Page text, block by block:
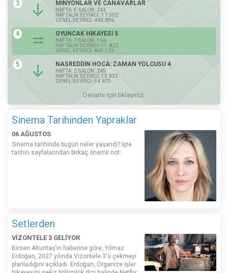
3 MİNYONLAR VE CANAVARLAR
HAFTA: 5 SALON: 243
HAFTALIK SEYİRCİ: 17.502
GENEL SEYİRCİ: 440.896
4 OYUNCAK HİKAYESİ 5
HAFTA: 7 SALON: 166
HAFTALIK SEYİRCİ: 11.822
GENEL SEYİRCİ: 860.124
5 NASREDDİN HOCA: ZAMAN YOLCUSU 4
HAFTA: 2 SALON: 245
HAFTALIK SEYİRCİ: 10.033
GENEL SEYİRCİ: 54.873
Devamı için tıklayınız.
Sinema Tarihinden Yapraklar
06 AĞUSTOS
Sinema tarihinde bugün neler yaşandı? İşte
tarihin sayfalarından birkaç önemli not:
Setlerden
VİZONTELE 3 GELİYOR
Birsen Altuntaş'ın haberine göre, Yılmaz
Erdoğan, 2027 yılında Vizontele 3'ü çekmeyi
planladığını açıkladı. Erdoğan, Organize İşler